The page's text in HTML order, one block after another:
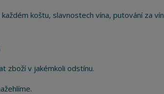
koštu, slavnostech vína, putování za
zboží v jakémkoli odstínu.